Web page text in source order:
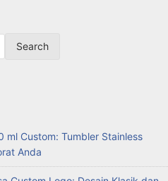
Search
ml Custom: Tumbler Stainless
Anda